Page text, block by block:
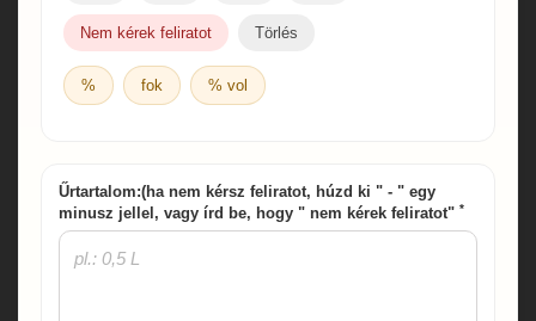
Nem kérek feliratot Törlés
% fok % vol
Űrtartalom:(ha nem kérsz feliratot, húzd ki " - " egy
minusz jellel, vagy írd be, hogy " nem kérek feliratot" *